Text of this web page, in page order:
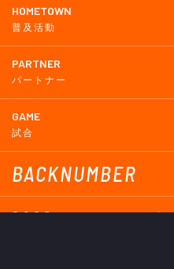
HOMETOWN
普及活動
PARTNER
パートナー
GAME
試合
BACKNUMBER
2026